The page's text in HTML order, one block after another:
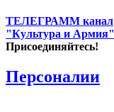
ТЕЛЕГРАММ канал
"Культура и Армия"
Присоединяйтесь!
Персоналии